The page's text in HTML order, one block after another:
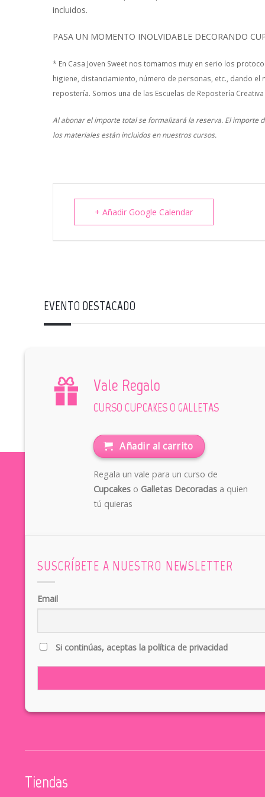
incluidos.
PASA UN MOMENTO INOLVIDABLE DECORANDO
* En Casa Joven Sweet nos tomamos muy en serio los
higiene, distanciamiento, número de personas, etc., dando
repostería. Somos una de las Escuelas de Repostería
Al abonar el importe total se formalizará la reserva. El importe
los materiales están incluidos en nuestros cursos.
+ Añadir Google Calendar
EVENTO DESTACADO
Vale Regalo
CURSO CUPCAKES O GALLETAS
Añadir al carrito
Regala un vale para un curso de
Cupcakes o Galletas Decoradas a quien
tú quieras
SUSCRÍBETE A NUESTRO NEWSLETTER
Email
Si continúas, aceptas la política de privacidad
Tiendas